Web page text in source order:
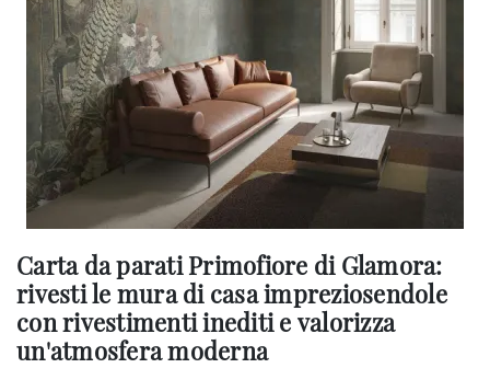
Carta da parati Primofiore di Glamora:
rivesti le mura di casa impreziosendole
con rivestimenti inediti e valorizza
un'atmosfera moderna